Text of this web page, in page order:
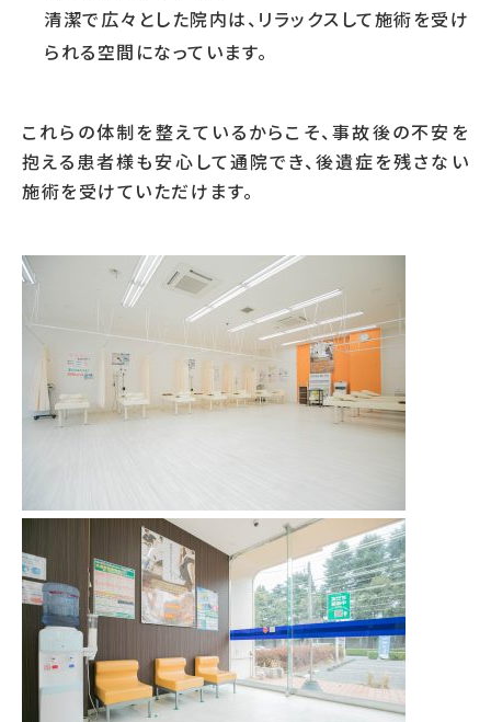
清潔で広々とした院内は、リラックスして施術を受け
られる空間になっています。
これらの体制を整えているからこそ、事故後の不安を
抱える患者様も安心して通院でき、後遺症を残さない
施術を受けていただけます。